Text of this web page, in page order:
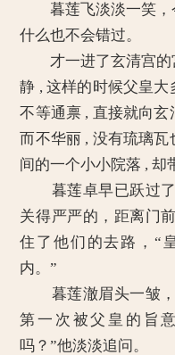
暮莲飞淡淡一笑，
什么也不会错过。
才一进了玄清宫的
静 , 这样的时候父皇
不等通禀 , 直接就向
而不华丽 , 没有琉璃
间的一个小小院落 , 却
暮莲卓早已跃过了
关得严严的，距离门
住了他们的去路，“
内。”
暮莲澈眉头一皱，
第一次被父皇的旨
吗？”他淡淡追问。